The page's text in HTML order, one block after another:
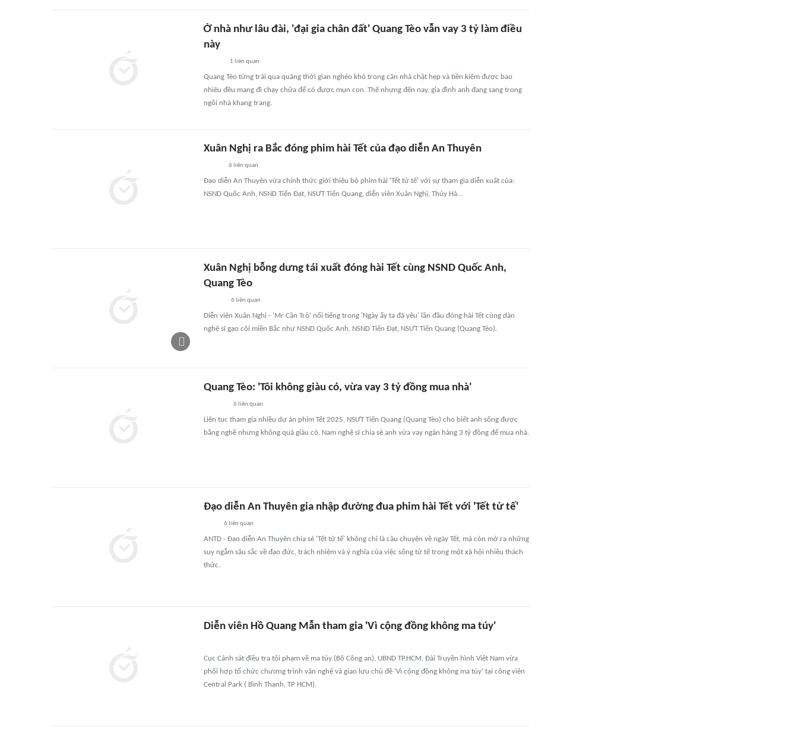
Ở nhà như lâu đài, 'đại gia chân đất' Quang Tèo vẫn vay 3 tỷ làm điều
này
1 liên quan
Quang Tèo từng trải qua quãng thời gian nghèo khó trong căn nhà chật hẹp và tiền kiếm được bao
nhiêu đều mang đi chạy chữa để có được mụn con. Thế nhưng đến nay, gia đình anh đang sang trong
ngôi nhà khang trang.
Xuân Nghị ra Bắc đóng phim hài Tết của đạo diễn An Thuyên
6 liên quan
Đạo diễn An Thuyên vừa chính thức giới thiệu bộ phim hài 'Tết tử tế' với sự tham gia diễn xuất của:
NSND Quốc Anh, NSND Tiến Đạt, NSƯT Tiến Quang, diễn viên Xuân Nghị, Thúy Hà…
Xuân Nghị bỗng dưng tái xuất đóng hài Tết cùng NSND Quốc Anh,
Quang Tèo
6 liên quan
Diễn viên Xuân Nghị - 'Mr Cần Trô' nổi tiếng trong 'Ngày ấy ta đã yêu' lần đầu đóng hài Tết cùng dàn
nghệ sĩ gạo cội miền Bắc như NSND Quốc Anh, NSND Tiến Đạt, NSƯT Tiến Quang (Quang Tèo).
Quang Tèo: 'Tôi không giàu có, vừa vay 3 tỷ đồng mua nhà'
6 liên quan
Liên tục tham gia nhiều dự án phim Tết 2025, NSƯT Tiến Quang (Quang Tèo) cho biết anh sống được
bằng nghề nhưng không quá giàu có. Nam nghệ sĩ chia sẻ anh vừa vay ngân hàng 3 tỷ đồng để mua nhà.
Đạo diễn An Thuyên gia nhập đường đua phim hài Tết với 'Tết tử tế'
6 liên quan
ANTD - Đạo diễn An Thuyên chia sẻ 'Tết tử tế' không chỉ là câu chuyện về ngày Tết, mà còn mở ra những
suy ngẫm sâu sắc về đạo đức, trách nhiệm và ý nghĩa của việc sống tử tế trong một xã hội nhiều thách
thức.
Diễn viên Hồ Quang Mẫn tham gia 'Vì cộng đồng không ma túy'
Cục Cảnh sát điều tra tội phạm về ma túy (Bộ Công an), UBND TP.HCM, Đài Truyền hình Việt Nam vừa
phối hợp tổ chức chương trình văn nghệ và giao lưu chủ đề 'Vì cộng đồng không ma túy' tại công viên
Central Park ( Bình Thạnh, TP HCM).